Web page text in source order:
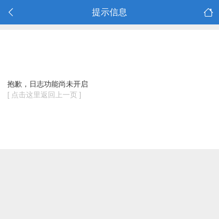
提示信息
抱歉，日志功能尚未开启
[ 点击这里返回上一页 ]